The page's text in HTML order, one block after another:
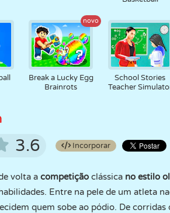
novo
Break a Lucky Egg
Brainrots
School Stories
Teacher
3.6 Incorporar
volta a competição clássica no estilo
Entre na pele de um atleta
quem sobe ao pódio. De